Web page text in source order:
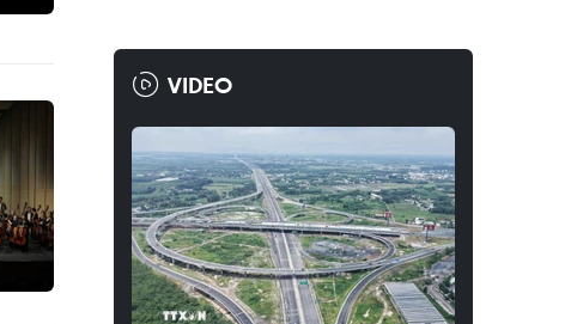
VIDEO